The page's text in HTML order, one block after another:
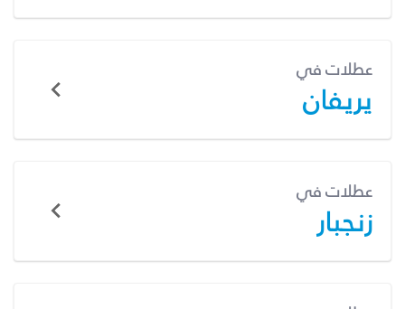
عطلات في
يريفان
عطلات في
زنجبار